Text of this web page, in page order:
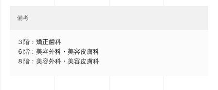
備考
３階：矯正歯科
６階：美容外科・美容皮膚科
８階：美容外科・美容皮膚科